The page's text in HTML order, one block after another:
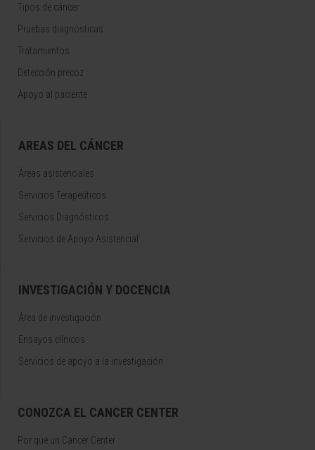
Tipos de cáncer
Pruebas diagnósticas
Tratamientos
Detección precoz
Apoyo al paciente
AREAS DEL CÁNCER
Áreas asistenciales
Servicios Terapeúticos
Servicios Diagnósticos
Servicios de Apoyo Asistencial
INVESTIGACIÓN Y DOCENCIA
Área de investigación
Ensayos clínicos
Servicios de apoyo a la investigación
CONOZCA EL CANCER CENTER
Por qué un Cancer Center